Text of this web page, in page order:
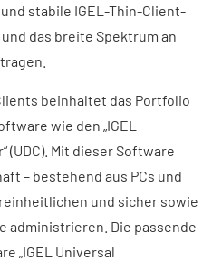
stabile IGEL-Thin-Client-
das breite Spektrum an
beinhaltet das Portfolio
wie den „IGEL
(UDC). Mit dieser Software
– bestehend aus PCs und
und sicher sowie
administrieren. Die passende
„IGEL Universal